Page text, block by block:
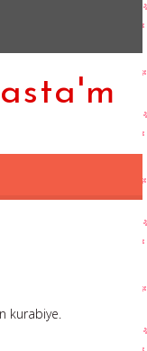
kurabiye.